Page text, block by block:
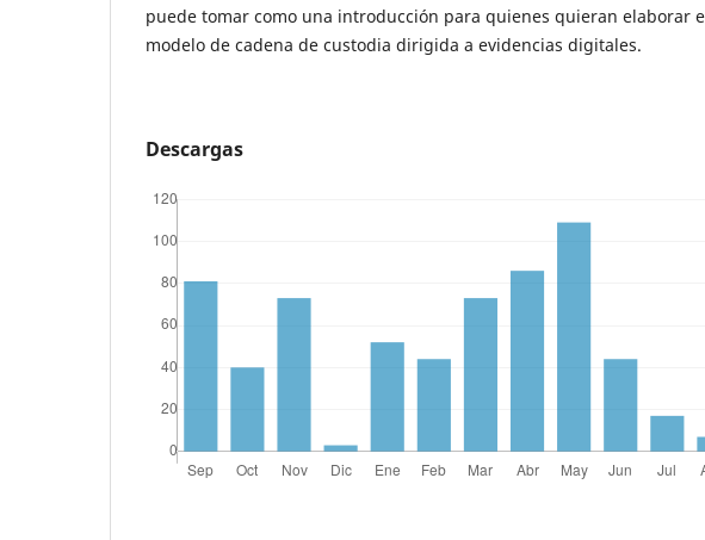
puede tomar como una introducción para quienes quieran elaborar
modelo de cadena de custodia dirigida a evidencias digitales.
Descargas